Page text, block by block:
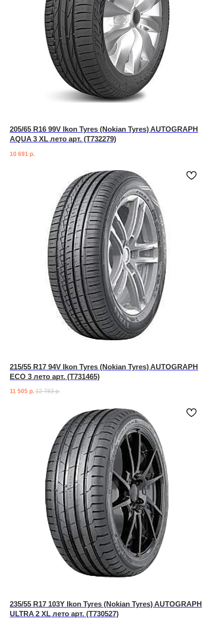
205/65 R16 99V Ikon Tyres (Nokian Tyres) AUTOGRAPH
AQUA 3 XL лето арт. (T732279)
10 691 р.
215/55 R17 94V Ikon Tyres (Nokian Tyres) AUTOGRAPH
ECO 3 лето арт. (T731465)
11 505 р. 12 783 р.
235/55 R17 103Y Ikon Tyres (Nokian Tyres) AUTOGRAPH
ULTRA 2 XL лето арт. (T730527)